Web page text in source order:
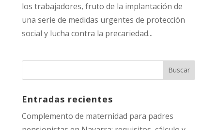
los trabajadores, fruto de la implantación de
una serie de medidas urgentes de protección
social y lucha contra la precariedad...
Entradas recientes
Complemento de maternidad para padres